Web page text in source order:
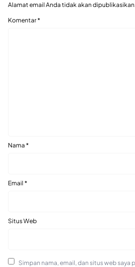
Alamat email Anda tidak akan dipublikasikan.
Komentar*
Nama *
Email *
Situs Web
Simpan nama, email, dan situs web saya